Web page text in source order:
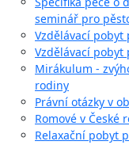
seminář pro
Vzdělávací
Vzdělávací
Mirákulum -
rodiny
Právní otázky v
Romové v
Relaxační pobyt